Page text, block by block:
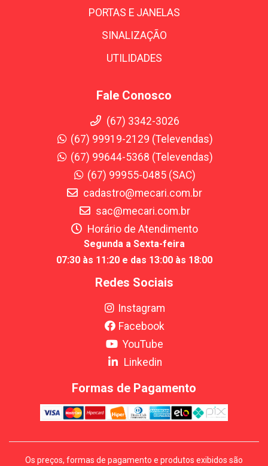
PORTAS E JANELAS
SINALIZAÇÃO
UTILIDADES
Fale Conosco
(67) 3342-3026
(67) 99919-2129 (Televendas)
(67) 99644-5368 (Televendas)
(67) 99955-0485 (SAC)
cadastro@mecari.com.br
sac@mecari.com.br
Horário de Atendimento
Segunda a Sexta-feira
07:30 às 11:20 e das 13:00 às 18:00
Redes Sociais
Instagram
Facebook
YouTube
Linkedin
Formas de Pagamento
Os preços, formas de pagamento e produtos exibidos são